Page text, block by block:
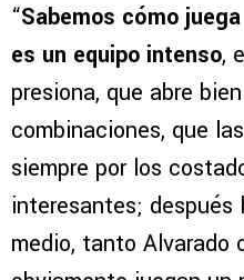
“Sabemos cómo
es un equipo intenso,
presiona, que abre
combinaciones, que
siempre por los
interesantes; después
medio, tanto Alvarado